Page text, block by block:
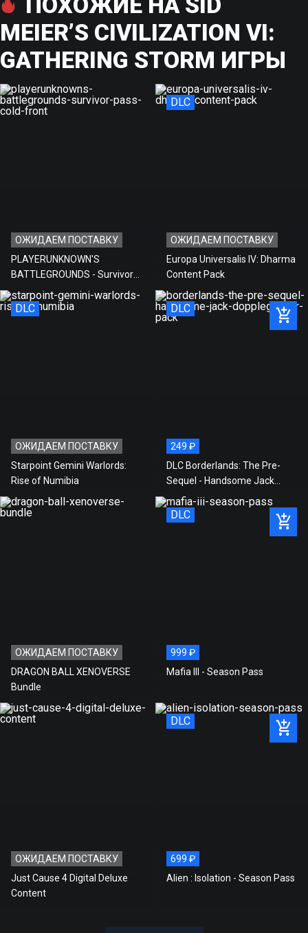
MEIER’S CIVILIZATION VI:
GATHERING STORM ИГРЫ
ОЖИДАЕМ ПОСТАВКУ
PLAYERUNKNOWN'S
BATTLEGROUNDS - Survivor
Pass: Cold Front
DLC
ОЖИДАЕМ ПОСТАВКУ
Europa Universalis IV: Dharma
Content Pack
DLC
ОЖИДАЕМ ПОСТАВКУ
Starpoint Gemini Warlords:
Rise of Numibia
DLC
249 ₽
DLC Borderlands: The Pre-
Sequel - Handsome Jack
Doppleganger Pack
ОЖИДАЕМ ПОСТАВКУ
DRAGON BALL XENOVERSE
Bundle
DLC
999 ₽
Mafia III - Season Pass
ОЖИДАЕМ ПОСТАВКУ
Just Cause 4 Digital Deluxe
Content
DLC
699 ₽
Alien : Isolation - Season Pass